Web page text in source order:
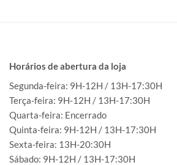
Horários de abertura da loja
Segunda-feira: 9H-12H / 13H-17:30H
Terça-feira: 9H-12H / 13H-17:30H
Quarta-feira: Encerrado
Quinta-feira: 9H-12H / 13H-17:30H
Sexta-feira: 13H-20:30H
Sábado: 9H-12H / 13H-17:30H